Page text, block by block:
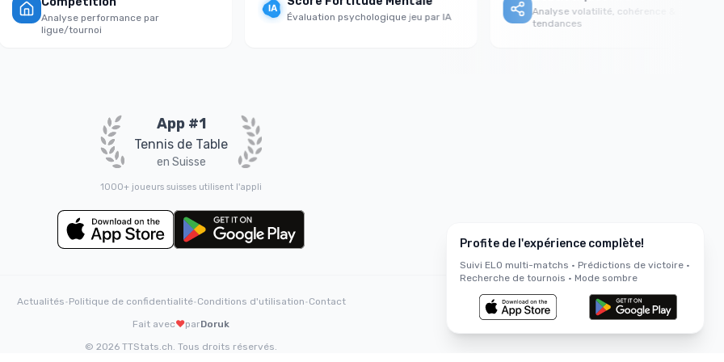
Profite de l'expérience complète!
Suivi ELO multi-matchs • Prédictions de victoire •
Recherche de tournois • Mode sombre
Analyse performance par
ligue/tournoi
Évaluation psychologique jeu par IA
Analyse volatilité, cohérence &
tendances
App #1
Tennis de Table
en Suisse
1000+ joueurs suisses utilisent l'appli
Actualités•Politique de confidentialité•Conditions d'utilisation•Contact
Fait avec❤️parDoruk
© 2026 TTStats.ch. Tous droits réservés.